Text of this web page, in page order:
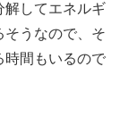
解してエネルギ
そうなので、そ
時間もいるので